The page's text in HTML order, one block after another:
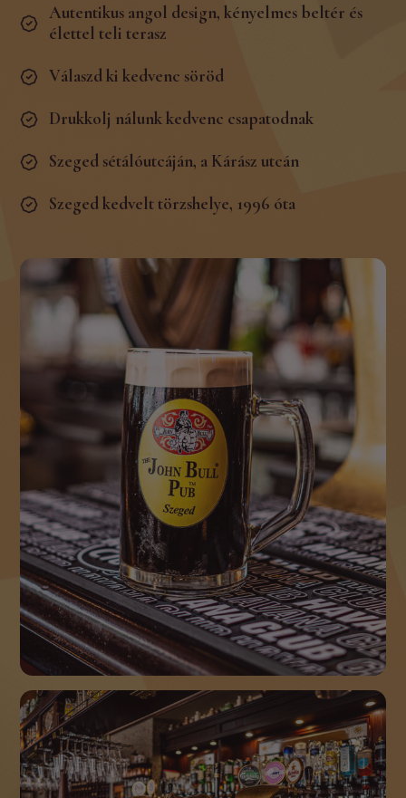
Autentikus angol design, kényelmes beltér és
élettel teli terasz
Válaszd ki kedvenc söröd
Drukkolj nálunk kedvenc csapatodnak
Szeged sétálóutcáján, a Kárász utcán
Szeged kedvelt törzshelye, 1996 óta